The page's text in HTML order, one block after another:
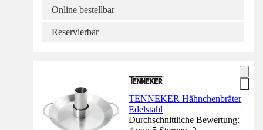
Online bestellbar
Reservierbar
TENNEKER Hähnchenbräter
Edelstahl
Durchschnittliche Bewertung: